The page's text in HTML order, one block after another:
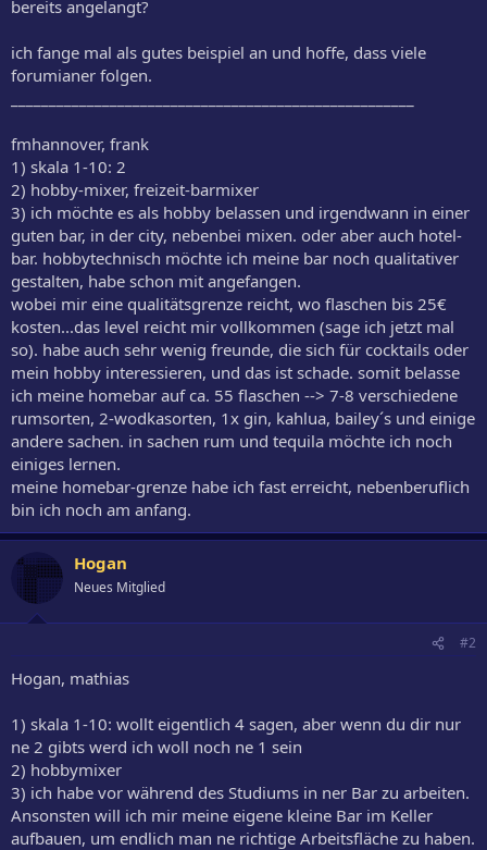
bereits angelangt?
ich fange mal als gutes beispiel an und hoffe, dass viele
forumianer folgen.
fmhannover, frank
1) skala 1-10: 2
2) hobby-mixer, freizeit-barmixer
3) ich möchte es als hobby belassen und irgendwann in einer
guten bar, in der city, nebenbei mixen. oder aber auch hotel-
bar. hobbytechnisch möchte ich meine bar noch qualitativer
gestalten, habe schon mit angefangen.
wobei mir eine qualitätsgrenze reicht, wo flaschen bis 25€
kosten...das level reicht mir vollkommen (sage ich jetzt mal
so). habe auch sehr wenig freunde, die sich für cocktails oder
mein hobby interessieren, und das ist schade. somit belasse
ich meine homebar auf ca. 55 flaschen --> 7-8 verschiedene
rumsorten, 2-wodkasorten, 1x gin, kahlua, bailey´s und einige
andere sachen. in sachen rum und tequila möchte ich noch
einiges lernen.
meine homebar-grenze habe ich fast erreicht, nebenberuflich
bin ich noch am anfang.
Hogan
Neues Mitglied
#2
Hogan, mathias
1) skala 1-10: wollt eigentlich 4 sagen, aber wenn du dir nur
ne 2 gibts werd ich woll noch ne 1 sein
2) hobbymixer
3) ich habe vor während des Studiums in ner Bar zu arbeiten.
Ansonsten will ich mir meine eigene kleine Bar im Keller
aufbauen, um endlich man ne richtige Arbeitsfläche zu haben.